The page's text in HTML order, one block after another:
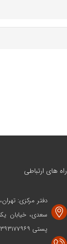
راه های ارتباطی
دفتر مرکزی:
پستی ۳۳۹۳۱۷۷۹۶۹